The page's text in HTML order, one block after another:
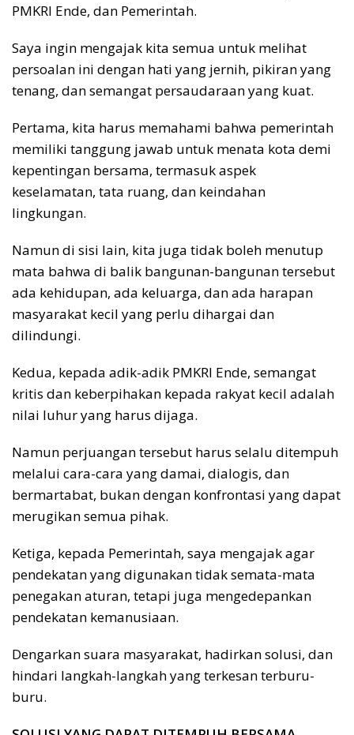
PMKRI Ende, dan Pemerintah.
Saya ingin mengajak kita semua untuk melihat
persoalan ini dengan hati yang jernih, pikiran yang
tenang, dan semangat persaudaraan yang kuat.
Pertama, kita harus memahami bahwa pemerintah
memiliki tanggung jawab untuk menata kota demi
kepentingan bersama, termasuk aspek
keselamatan, tata ruang, dan keindahan
lingkungan.
Namun di sisi lain, kita juga tidak boleh menutup
mata bahwa di balik bangunan-bangunan tersebut
ada kehidupan, ada keluarga, dan ada harapan
masyarakat kecil yang perlu dihargai dan
dilindungi.
Kedua, kepada adik-adik PMKRI Ende, semangat
kritis dan keberpihakan kepada rakyat kecil adalah
nilai luhur yang harus dijaga.
Namun perjuangan tersebut harus selalu ditempuh
melalui cara-cara yang damai, dialogis, dan
bermartabat, bukan dengan konfrontasi yang dapat
merugikan semua pihak.
Ketiga, kepada Pemerintah, saya mengajak agar
pendekatan yang digunakan tidak semata-mata
penegakan aturan, tetapi juga mengedepankan
pendekatan kemanusiaan.
Dengarkan suara masyarakat, hadirkan solusi, dan
hindari langkah-langkah yang terkesan terburu-
buru.